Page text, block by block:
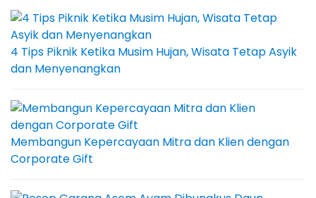
4 Tips Piknik Ketika Musim Hujan, Wisata Tetap Asyik
dan Menyenangkan
Membangun Kepercayaan Mitra dan Klien dengan
Corporate Gift